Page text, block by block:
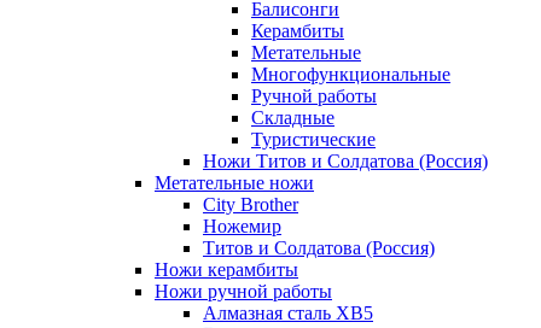
Балисонги
Керамбиты
Метательные
Многофункциональные
Ручной работы
Складные
Туристические
Ножи Титов и Солдатова (Россия)
Метательные ножи
City Brother
Ножемир
Титов и Солдатова (Россия)
Ножи керамбиты
Ножи ручной работы
Алмазная сталь ХВ5